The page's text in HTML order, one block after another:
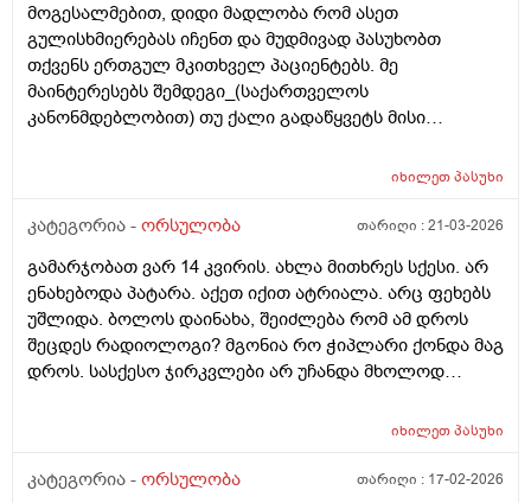
მოგესალმებით, დიდი მადლობა რომ ასეთ
გულისხმიერებას იჩენთ და მუდმივად პასუხობთ
თქვენს ერთგულ მკითხველ პაციენტებს. მე
მაინტერესებს შემდეგი_(საქართველოს
კანონმდებლობით) თუ ქალი გადაწყვეტს მისი
(კვერცხუჯრედის კრიოპრეზერვაცია) შესაძლებელი?
მნიშვნელოვანი შეკითხვა_თუ, დავუშვათ, საკუთარ
გამოიყენებს, გაყინული კიდევ ისევ მორჩება
კლინიკაში, ამ დროს შემდგომ როგორ განვითარდება
სცენარი? რა ბედი ეწევა დარჩენილ გაყინულ
კვერცხუჯრედებს?_თუ მათ ვადა გასდით,
გამოიყენებენ მანამ სხვა ქალის
მიუხედავად? თუ არ შეწუხდებით, დეტალურად რომ
მადლობა!
იხილეთპასუხი
კატეგორია - ორსულობა თარიღი :21-03-2026
გამარჯობათ ვარ 14 კვირის. ახლა მითხრეს სქესი. არ
ენახებოდა პატარა. აქეთ იქით ატრიალა. არც ფეხებს
უშლიდა. ბოლოს დაინახა, შეიძლება რომ ამ დროს
შეცდეს რადიოლოგი? მგონია რო ჭიპლარი ქონდა მაგ
დროს. სასქესო ჯირკვლები არ უჩანდა მხოლოდ
იხილეთპასუხი
კატეგორია - ორსულობა თარიღი : 17-02-2026